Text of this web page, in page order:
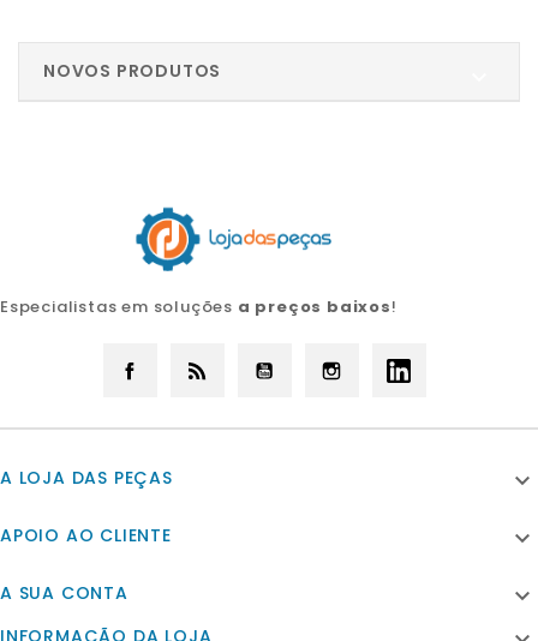
NOVOS PRODUTOS
Especialistas em soluções a preços baixos!
Facebook YouTube Instagram
A LOJA DAS PEÇAS 
APOIO AO CLIENTE 
A SUA CONTA 